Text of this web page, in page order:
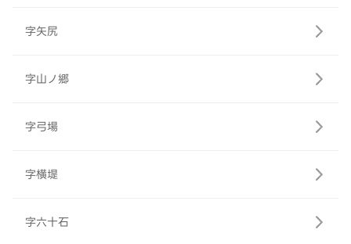
字矢尻
字山ノ郷
字弓場
字横堤
字六十石